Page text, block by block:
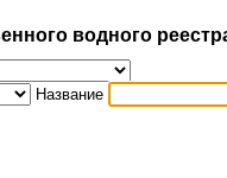
водного
Название